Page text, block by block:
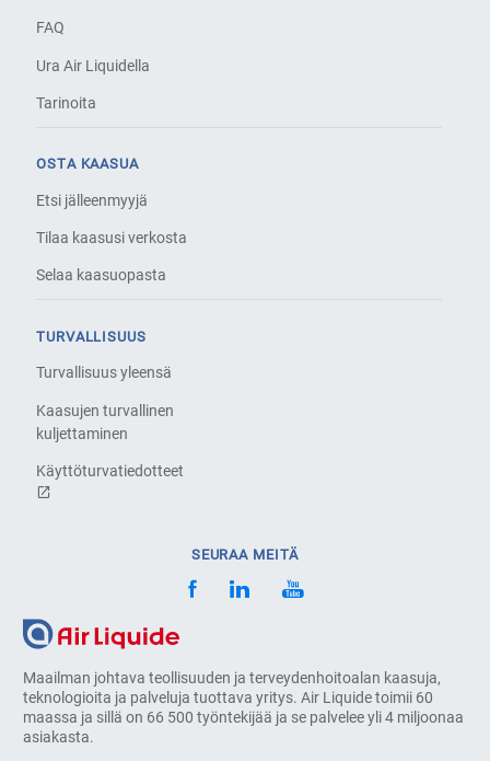
Maailman johtava teollisuuden ja terveydenhoitoalan kaasuja,
teknologioita ja palveluja tuottava yritys. Air Liquide toimii 60
maassa ja sillä on 66 500 työntekijää ja se palvelee yli 4 miljoonaa
asiakasta.
FAQ
Ura Air Liquidella
Tarinoita
OSTA KAASUA
Etsi jälleenmyyjä
Tilaa kaasusi verkosta
Selaa kaasuopasta
TURVALLISUUS
Turvallisuus yleensä
Kaasujen turvallinen
kuljettaminen
Käyttöturvatiedotteet
SEURAA MEITÄ